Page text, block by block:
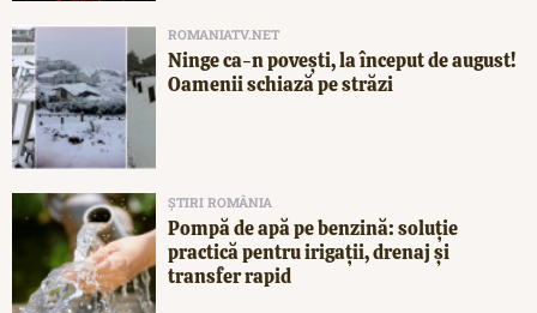
ROMANIATV.NET
Ninge ca-n povești, la început de august!
Oamenii schiază pe străzi
ȘTIRI ROMÂNIA
Pompă de apă pe benzină: soluție
practică pentru irigații, drenaj și
transfer rapid